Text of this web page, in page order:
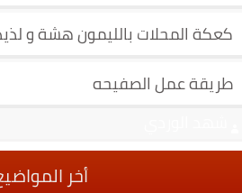
كعكة المحلات بالليمون هشة و
طريقة عمل الصفيحه
أخر